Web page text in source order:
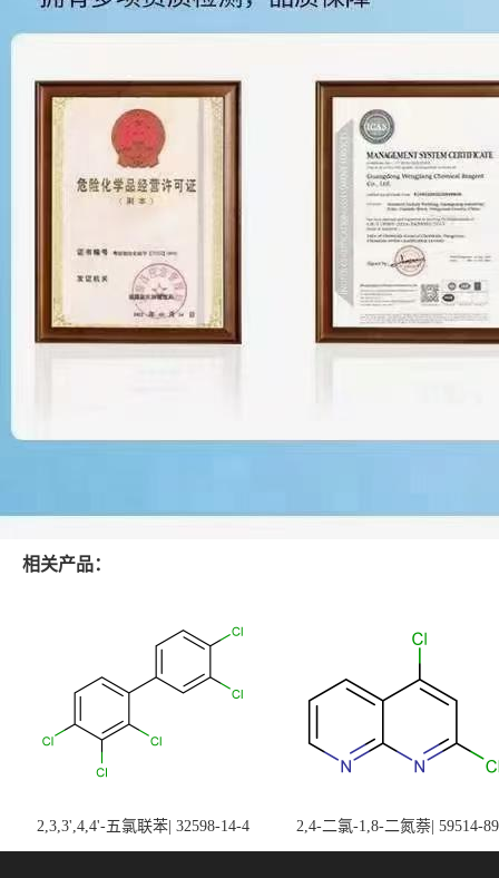
相关产品：
2,3,3',4,4'-五氯联苯| 32598-14-4 2,4-二氯-1,8-二氮萘| 59514-